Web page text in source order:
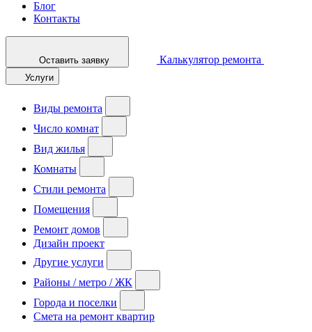
Блог
Контакты
Оставить заявку Калькулятор ремонта
Услуги
Виды ремонта
Число комнат
Вид жилья
Комнаты
Стили ремонта
Помещения
Ремонт домов
Дизайн проект
Другие услуги
Районы / метро / ЖК
Города и поселки
Смета на ремонт квартир